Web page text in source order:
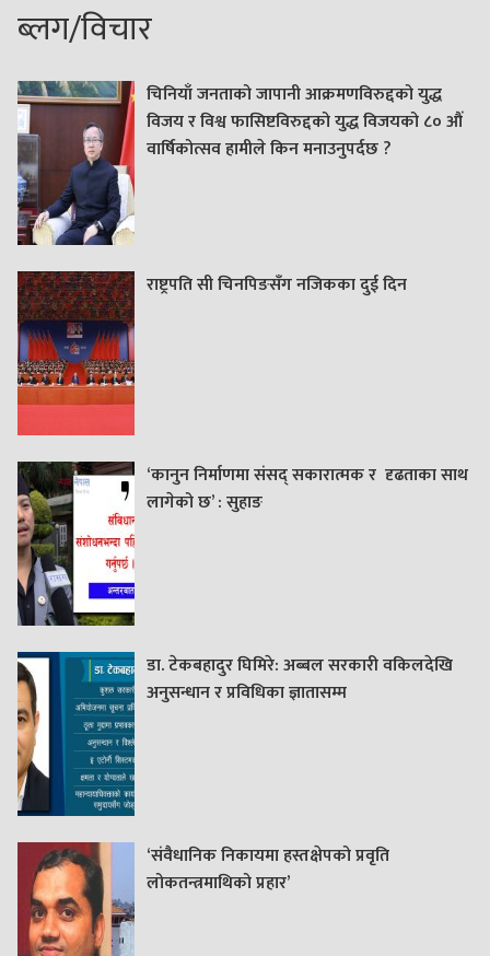
ब्लग/विचार
चिनियाँ जनताको जापानी आक्रमणविरुद्दको युद्ध
विजय र विश्व फासिष्टविरुद्दको युद्ध विजयको ८० औं
वार्षिकोत्सव हामीले किन मनाउनुपर्दछ ?
राष्ट्रपति सी चिनपिङसँग नजिकका दुई दिन
‘कानुन निर्माणमा संसद् सकारात्मक र दृढताका साथ
लागेको छ’ : सुहाङ
डा. टेकबहादुर घिमिरे: अब्बल सरकारी वकिलदेखि
अनुसन्धान र प्रविधिका ज्ञातासम्म
‘संवैधानिक निकायमा हस्तक्षेपको प्रवृति
लोकतन्त्रमाथिको प्रहार’